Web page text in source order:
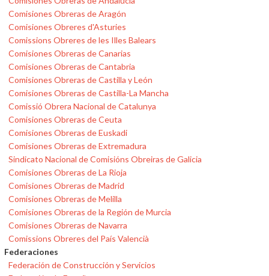
Comisiones Obreras de Aragón
Comisiones Obreres d'Asturies
Comissions Obreres de les Illes Balears
Comisiones Obreras de Canarias
Comisiones Obreras de Cantabria
Comisiones Obreras de Castilla y León
Comisiones Obreras de Castilla-La Mancha
Comissió Obrera Nacional de Catalunya
Comisiones Obreras de Ceuta
Comisiones Obreras de Euskadi
Comisiones Obreras de Extremadura
Sindicato Nacional de Comisións Obreiras de Galicia
Comisiones Obreras de La Rioja
Comisiones Obreras de Madrid
Comisiones Obreras de Melilla
Comisiones Obreras de la Región de Murcia
Comisiones Obreras de Navarra
Comissions Obreres del País Valencià
Federaciones
Federación de Construcción y Servicios